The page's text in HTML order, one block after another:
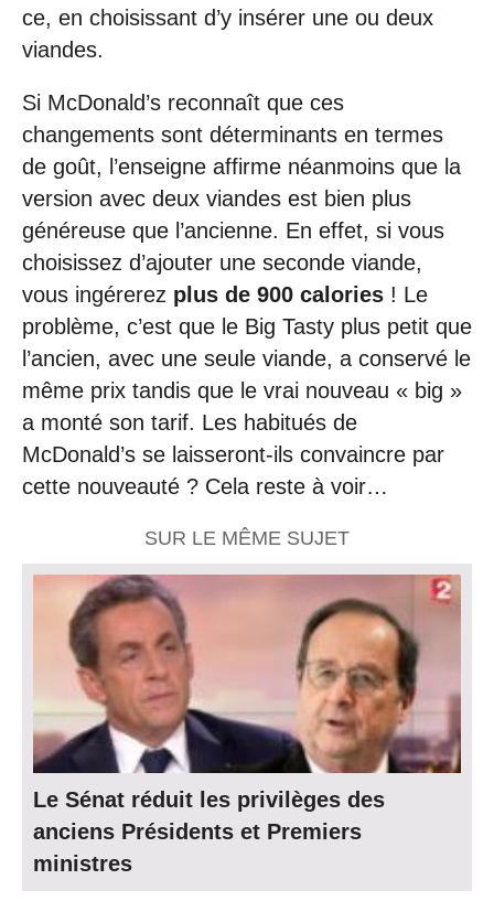
ce, en choisissant d’y insérer une ou deux
viandes.
Si McDonald’s reconnaît que ces
changements sont déterminants en termes
de goût, l’enseigne affirme néanmoins que la
version avec deux viandes est bien plus
généreuse que l’ancienne. En effet, si vous
choisissez d’ajouter une seconde viande,
vous ingérerez plus de 900 calories ! Le
problème, c’est que le Big Tasty plus petit que
l’ancien, avec une seule viande, a conservé le
même prix tandis que le vrai nouveau « big »
a monté son tarif. Les habitués de
McDonald’s se laisseront-ils convaincre par
cette nouveauté ? Cela reste à voir…
SUR LE MÊME SUJET
Le Sénat réduit les privilèges des
anciens Présidents et Premiers
ministres